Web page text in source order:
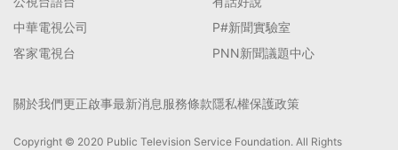
中華電視公司
客家電視台
P#新聞實驗室
PNN新聞議題中心
關於我們更正啟事最新消息服務條款隱私權保護政策
Copyright © 2020 Public Television Service Foundation. All Rights